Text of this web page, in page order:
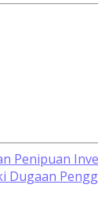
Penipuan
Dugaan